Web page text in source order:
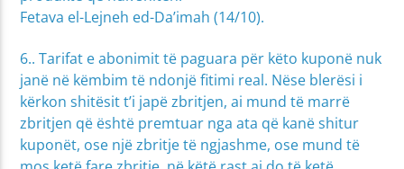
Fetava el-Lejneh ed-Da’imah (14/10).
6.. Tarifat e abonimit të paguara për këto kuponë nuk
janë në këmbim të ndonjë fitimi real. Nëse blerësi i
kërkon shitësit t’i japë zbritjen, ai mund të marrë
zbritjen që është premtuar nga ata që kanë shitur
kuponët, ose një zbritje të ngjashme, ose mund të